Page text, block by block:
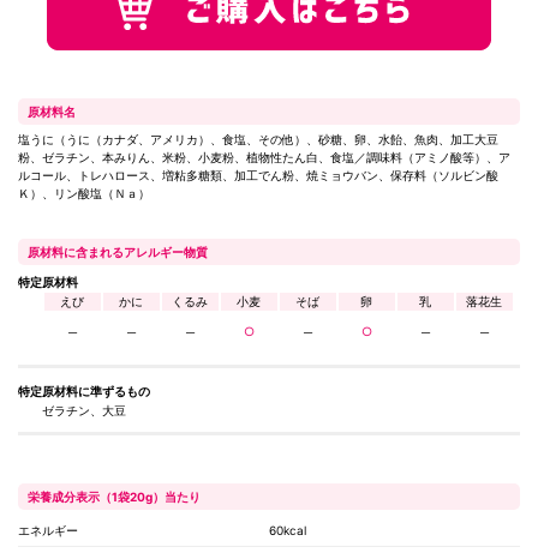
原材料名
塩うに（うに（カナダ、アメリカ）、食塩、その他）、砂糖、卵、水飴󠄀、魚肉、加工大豆
粉、ゼラチン、本みりん、米粉、小麦粉、植物性たん白、食塩／調味料（アミノ酸等）、ア
ルコール、トレハロース、増粘多糖類、加工でん粉、焼ミョウバン、保存料（ソルビン酸
Ｋ）、リン酸塩（Ｎａ）
原材料に含まれるアレルギー物質
特定原材料
えび
─
かに
─
くるみ
─
小麦
○
そば
─
卵
○
乳
─
落花生
─
特定原材料に準ずるもの
ゼラチン、大豆
栄養成分表示（1袋20g）当たり
エネルギー 60kcal